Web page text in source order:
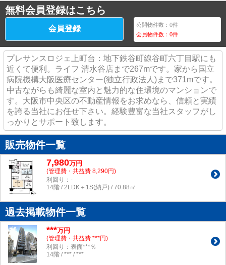
無料会員登録はこちら
会員登録 公開物件数：0件
会員物件数：0件
プレサンスロジェ上町台：地下鉄谷町線谷町六丁目駅にも
近くて便利。ライフ 清水谷店まで267mです。家から国立
病院機構大阪医療センター(独立行政法人)まで371mです。
中古ながらも綺麗な室内と魅力的な住環境のマンションで
す。大阪市中央区の不動産情報をお求めなら、信頼と実績
を誇る当社にお任せ下さい。経験豊富な当社スタッフがし
っかりとサポート致します。
販売物件一覧
7,980万円
(管理費・共益費 8,290円)
利回り：-
14階 / 2LDK＋1S(納戸) / 70.88㎡
過去掲載物件一覧
***万円
(管理費・共益費 ***円)
利回り：表面***％
14階 / *** / ***